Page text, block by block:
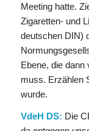
Meeting hatte.
Zigaretten- und
deutschen DIN)
Ebene, die
muss. Erzählen
wurde.
VdeH DS: Die